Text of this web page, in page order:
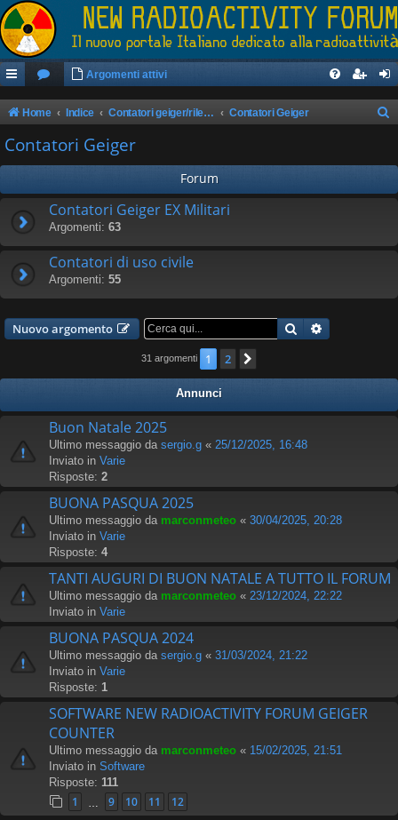
Argomenti attivi
Home Indice Contatori geiger/rilevatori di radioattività Contatori Geiger
Contatori Geiger
Forum
Contatori Geiger EX Militari
Argomenti: 63
Contatori di uso civile
Argomenti: 55
Nuovo argomento Cerca
31 argomenti 1 2
Annunci
Buon Natale 2025
Ultimo messaggio da sergio.g « 25/12/2025, 16:48
Inviato in Varie
Risposte: 2
BUONA PASQUA 2025
Ultimo messaggio da marconmeteo « 30/04/2025, 20:28
Inviato in Varie
Risposte: 4
TANTI AUGURI DI BUON NATALE A TUTTO IL FORUM
Ultimo messaggio da marconmeteo « 23/12/2024, 22:22
Inviato in Varie
BUONA PASQUA 2024
Ultimo messaggio da sergio.g « 31/03/2024, 21:22
Inviato in Varie
Risposte: 1
SOFTWARE NEW RADIOACTIVITY FORUM GEIGER
COUNTER
Ultimo messaggio da marconmeteo « 15/02/2025, 21:51
Inviato in Software
Risposte: 111
1 9 10 11 12